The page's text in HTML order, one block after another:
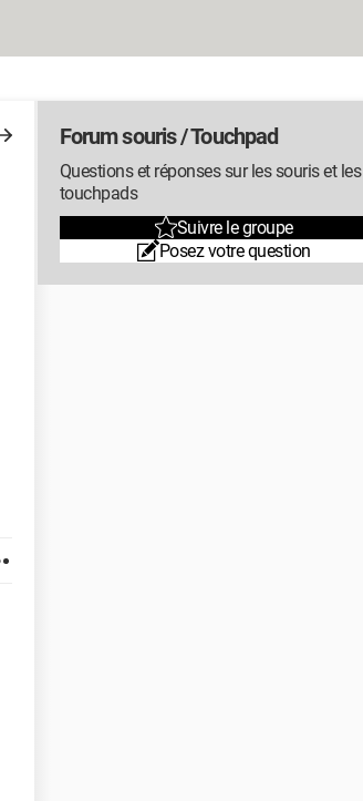
Forum souris / Touchpad
Questions et réponses sur les souris et les
touchpads
Suivre le groupe
Posez votre question